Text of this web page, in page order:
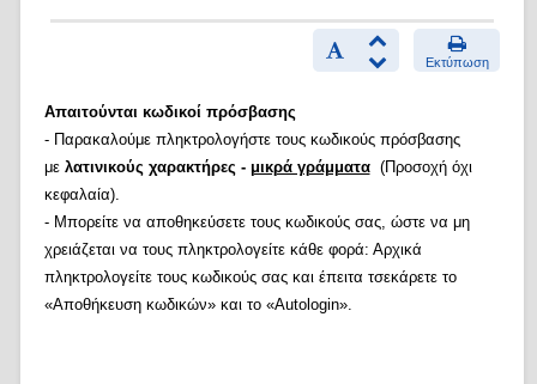
Εκτύπωση
Απαιτούνται κωδικοί πρόσβασης
- Παρακαλούμε πληκτρολογήστε τους κωδικούς πρόσβασης
με λατινικούς χαρακτήρες - μικρά γράμματα(Προσοχή όχι
κεφαλαία).
- Μπορείτε να αποθηκεύσετε τους κωδικούς σας, ώστε να μη
χρειάζεται να τους πληκτρολογείτε κάθε φορά: Αρχικά
πληκτρολογείτε τους κωδικούς σας και έπειτα τσεκάρετε το
«Αποθήκευση κωδικών» και το «Autologin».